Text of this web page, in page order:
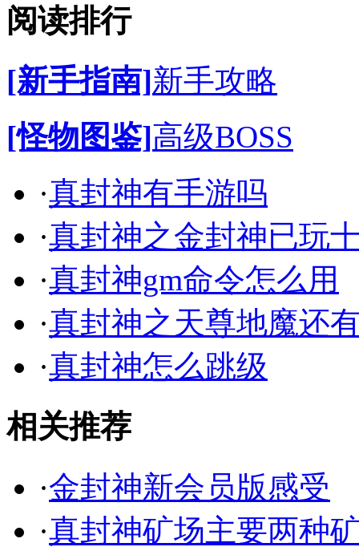
阅读排行
[新手指南]新手攻略
[怪物图鉴]高级BOSS
·真封神有手游吗
·真封神之金封神已玩
·真封神gm命令怎么用
·真封神之天尊地魔还
·真封神怎么跳级
相关推荐
·金封神新会员版感受
·真封神矿场主要两种